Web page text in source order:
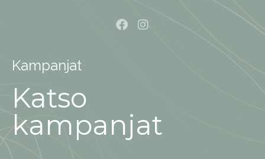
Kampanjat
Katso
kampanjat